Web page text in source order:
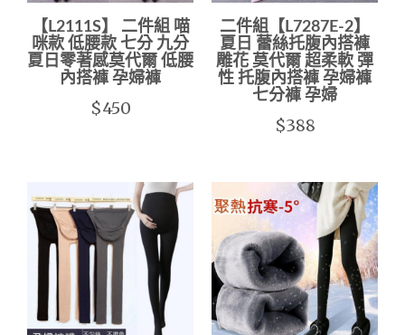
【L2111S】 二件組 喵
咪款 低腰款 七分 九分
夏日零著感莫代爾 低腰
內搭褲 孕婦褲
$450
二件組【L7287E-2】
夏日 蕾絲托腹內搭褲
雕花 莫代爾 超柔軟 彈
性 托腹內搭褲 孕婦褲
七分褲 孕婦
$388